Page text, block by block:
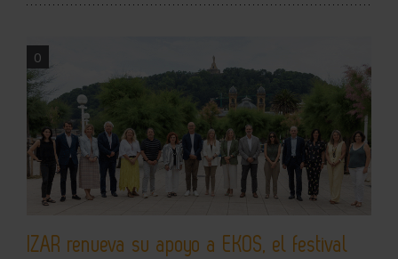
0
IZAR renueva su apoyo a EKOS, el festival